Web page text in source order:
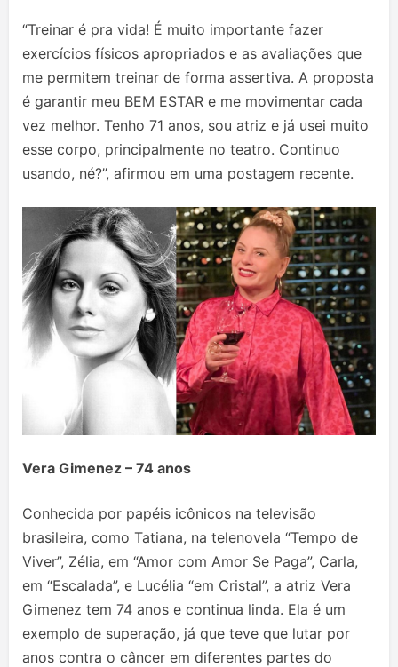
“Treinar é pra vida! É muito importante fazer
exercícios físicos apropriados e as avaliações que
me permitem treinar de forma assertiva. A proposta
é garantir meu BEM ESTAR e me movimentar cada
vez melhor. Tenho 71 anos, sou atriz e já usei muito
esse corpo, principalmente no teatro. Continuo
usando, né?”, afirmou em uma postagem recente.
Vera Gimenez – 74 anos
Conhecida por papéis icônicos na televisão
brasileira, como Tatiana, na telenovela “Tempo de
Viver”, Zélia, em “Amor com Amor Se Paga”, Carla,
em “Escalada”, e Lucélia “em Cristal”, a atriz Vera
Gimenez tem 74 anos e continua linda. Ela é um
exemplo de superação, já que teve que lutar por
anos contra o câncer em diferentes partes do